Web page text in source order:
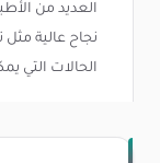
العديد من
نجاح عالية مثل
الحالات التي